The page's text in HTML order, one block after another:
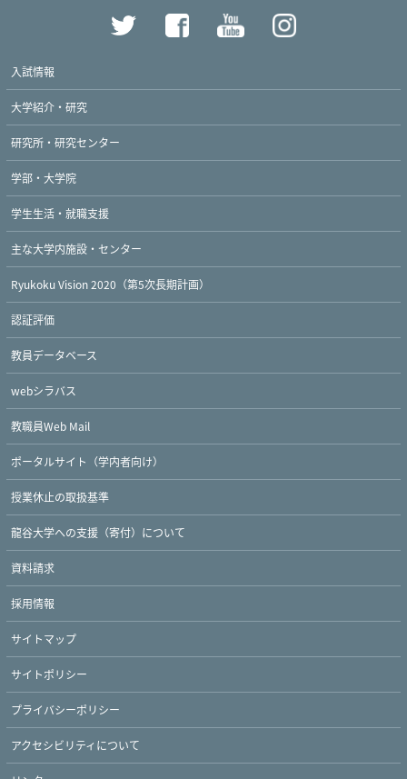
入試情報
大学紹介・研究
研究所・研究センター
学部・大学院
学生生活・就職支援
主な大学内施設・センター
Ryukoku Vision 2020（第5次長期計画）
認証評価
教員データベース
webシラバス
教職員Web Mail
ポータルサイト（学内者向け）
授業休止の取扱基準
龍谷大学への支援（寄付）について
資料請求
採用情報
サイトマップ
サイトポリシー
プライバシーポリシー
アクセシビリティについて